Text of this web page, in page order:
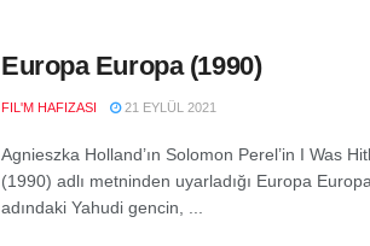
Europa Europa (1990)
FIL'M HAFIZASI 21 EYLÜL 2021
Agnieszka Holland’ın Solomon Perel’in I Was
(1990) adlı metninden uyarladığı Europa
adındaki Yahudi gencin, ...